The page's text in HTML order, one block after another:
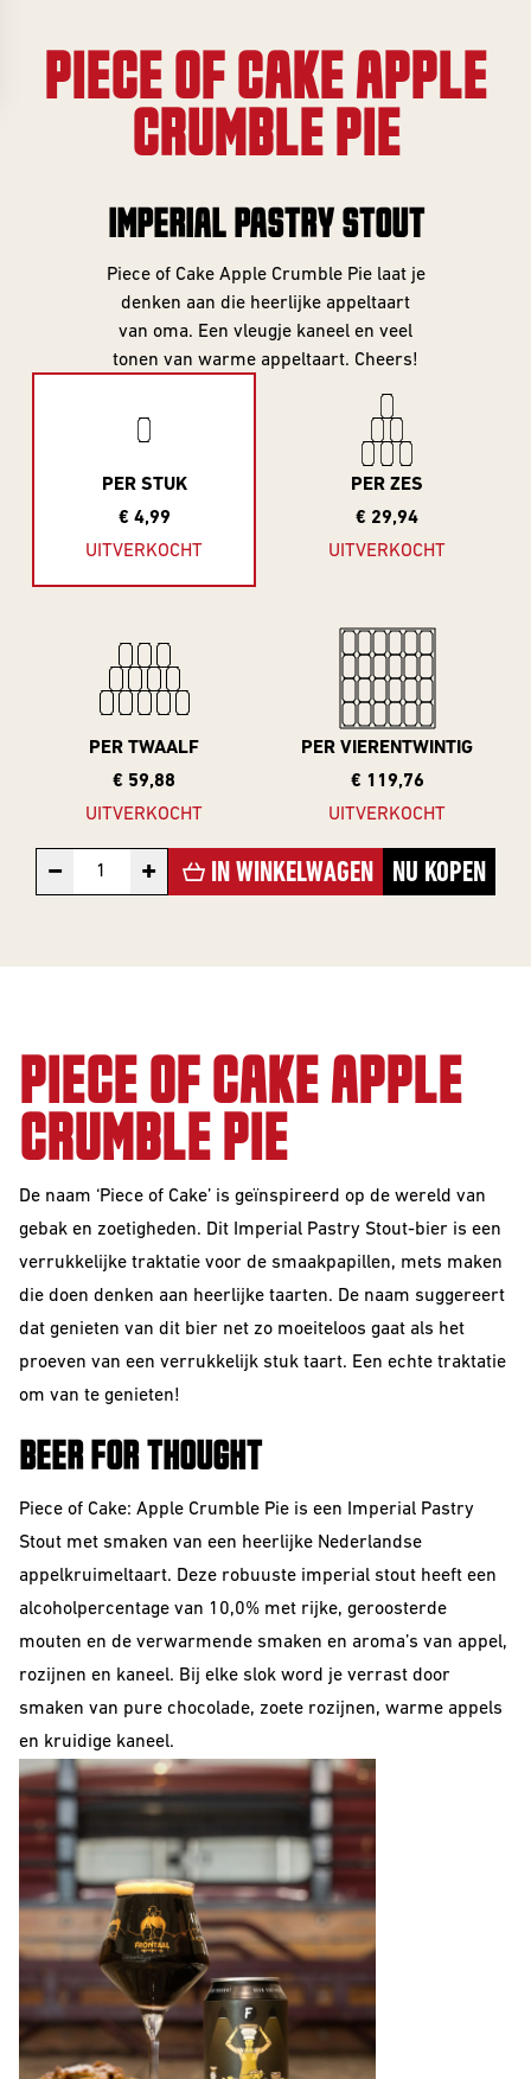
Merch
Cadeau
Gastbieren
SERIES
Alle Series
Core Range
Great Minds
Smooth
Criminals
For The Love Of
Piece of Cake
STIJLEN
Alle Stijlen
Donkere Bieren
Barrel Aged
IPA
NEIPA
Sour
Beer Club
Join our beerclub now!
Informatie &
inschrijven
Beer Club
Exclusives
BEER CLUB
Beer Club
The Beer Club
Podcast
BEER CLUB
BIEREN
Beer Club Trial
bijbestellen
INFORMATIE
INVESTOR
EXCLUSIVES
Investor
Exclusives
Info
INFORMATIE
Over Frontaal
Brouwerij
Vacatures
Blogs
VOOR
BEDRIJVEN
Downloads
PIECE OF CAKE APPLE
CRUMBLE PIE
IMPERIAL PASTRY STOUT
Piece of Cake Apple Crumble Pie laat je
denken aan die heerlijke appeltaart
van oma. Een vleugje kaneel en veel
tonen van warme appeltaart. Cheers!
PER STUK
€ 4,99
UITVERKOCHT
PER ZES
€ 29,94
UITVERKOCHT
PER TWAALF
€ 59,88
UITVERKOCHT
PER VIERENTWINTIG
€ 119,76
UITVERKOCHT
− + IN WINKELWAGEN NU KOPEN
PIECE OF CAKE APPLE
CRUMBLE PIE
De naam ‘Piece of Cake’ is geïnspireerd op de wereld van
gebak en zoetigheden. Dit Imperial Pastry Stout-bier is een
verrukkelijke traktatie voor de smaakpapillen, mets maken
die doen denken aan heerlijke taarten. De naam suggereert
dat genieten van dit bier net zo moeiteloos gaat als het
proeven van een verrukkelijk stuk taart. Een echte traktatie
om van te genieten!
BEER FOR THOUGHT
Piece of Cake: Apple Crumble Pie is een Imperial Pastry
Stout met smaken van een heerlijke Nederlandse
appelkruimeltaart. Deze robuuste imperial stout heeft een
alcoholpercentage van 10,0% met rijke, geroosterde
mouten en de verwarmende smaken en aroma’s van appel,
rozijnen en kaneel. Bij elke slok word je verrast door
smaken van pure chocolade, zoete rozijnen, warme appels
en kruidige kaneel.